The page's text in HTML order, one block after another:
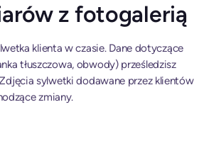
z fotogalerią
klienta w czasie. Dane dotyczące
tłuszczowa, obwody) prześledzisz
sylwetki dodawane przez klientów
zmiany.